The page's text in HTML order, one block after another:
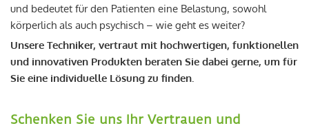
und bedeutet für den Patienten eine Belastung, sowohl
körperlich als auch psychisch – wie geht es weiter?
Unsere Techniker, vertraut mit hochwertigen, funktionellen
und innovativen Produkten beraten Sie dabei gerne, um für
Sie eine individuelle Lösung zu finden.
Schenken Sie uns Ihr Vertrauen und